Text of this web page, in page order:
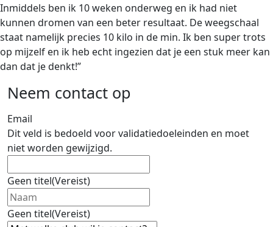
Inmiddels ben ik 10 weken onderweg en ik had niet
kunnen dromen van een beter resultaat. De weegschaal
staat namelijk precies 10 kilo in de min. Ik ben super trots
op mijzelf en ik heb echt ingezien dat je een stuk meer kan
dan dat je denkt!”
Neem contact op
Email
Dit veld is bedoeld voor validatiedoeleinden en moet
niet worden gewijzigd.
Geen titel(Vereist)
Geen titel(Vereist)